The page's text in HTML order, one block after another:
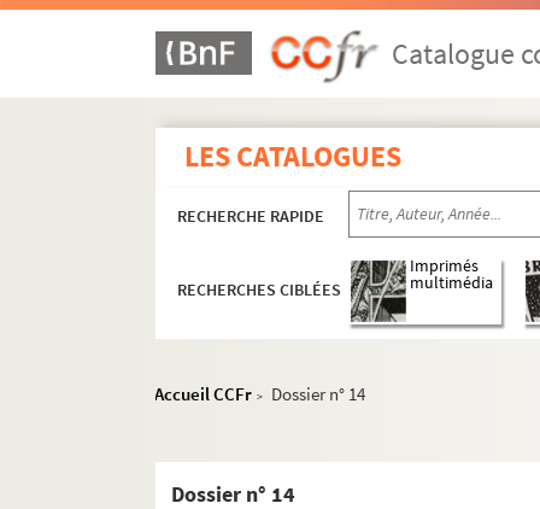
Catalogue
LES CATALOGUES
RECHERCHE RAPIDE
RECHERCHES CIBLÉES
Imprimés
multimédia
Accueil CCFr > Dossier n° 14
Dossier n° 14
1er arrondissement